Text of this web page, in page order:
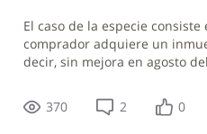
El caso de la especie
comprador adquiere un
decir, sin mejora en agosto
transferencia inmobiliaria de
DGII sin construcción valía
370 2 0